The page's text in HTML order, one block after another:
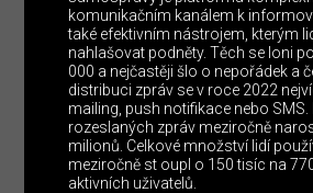
komunikačním kanálem k
také efektivním nástrojem, kterým
nahlašovat podněty. Těch se loni
000 a nejčastěji šlo o nepořádek a
distribuci zpráv se v roce 2022
mailing, push notifikace nebo SMS.
rozeslaných zpráv meziročně
milionů. Celkové množství lidí
meziročně st oupl o 150 tisíc na
aktivních uživatelů.